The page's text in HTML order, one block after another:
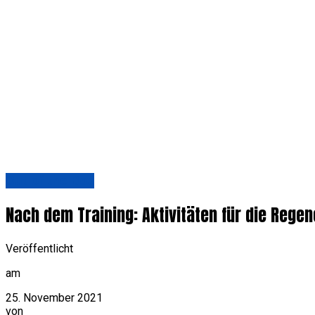
Nach dem Training: Aktivitäten für die
Veröffentlicht
am
25. November 2021
von